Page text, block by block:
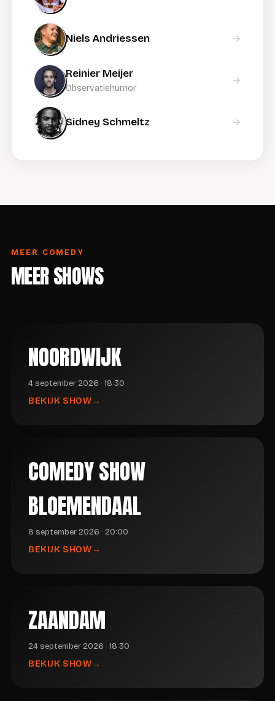
Niels Andriessen
Reinier Meijer
Observatiehumor
Sidney Schmeltz
MEER COMEDY
MEER SHOWS
NOORDWIJK
4 september 2026 · 18:30
BEKIJK SHOW
COMEDY SHOW
BLOEMENDAAL
8 september 2026 · 20:00
BEKIJK SHOW
ZAANDAM
24 september 2026 · 18:30
BEKIJK SHOW